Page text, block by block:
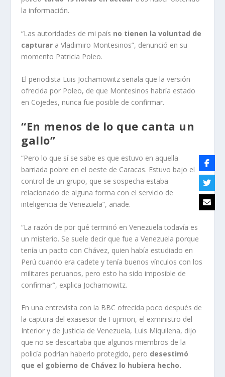
la información.
“Las autoridades de mi país no tienen la voluntad de
capturar a Vladimiro Montesinos”, denunció en su
momento Patricia Poleo.
El periodista Luis Jochamowitz señala que la versión
ofrecida por Poleo, de que Montesinos habría estado
en Cojedes, nunca fue posible de confirmar.
“En menos de lo que canta un
gallo”
“Pero lo que sí se sabe es que estuvo en aquella
barriada pobre en el oeste de Caracas. Estuvo bajo el
control de un grupo, que se sospecha estaba
relacionado de alguna forma con el servicio de
inteligencia de Venezuela”, añade.
“La razón de por qué terminó en Venezuela todavía es
un misterio. Se suele decir que fue a Venezuela porque
tenía un pacto con Chávez, quien había estudiado en
Perú cuando era cadete y tenía buenos vínculos con los
militares peruanos, pero esto ha sido imposible de
confirmar”, explica Jochamowitz.
En una entrevista con la BBC ofrecida poco después de
la captura del exasesor de Fujimori, el exministro del
Interior y de Justicia de Venezuela, Luis Miquilena, dijo
que no se descartaba que algunos miembros de la
policía podrían haberlo protegido, pero desestimó
que el gobierno de Chávez lo hubiera hecho.